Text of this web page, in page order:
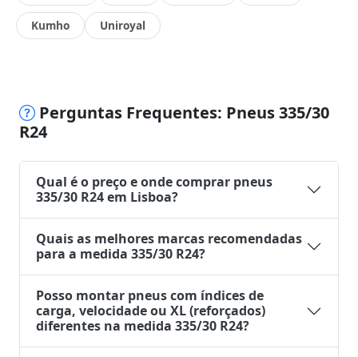
Kumho Uniroyal
Perguntas Frequentes: Pneus 335/30
R24
Qual é o preço e onde comprar pneus
335/30 R24 em Lisboa?
Quais as melhores marcas recomendadas
para a medida 335/30 R24?
Posso montar pneus com índices de
carga, velocidade ou XL (reforçados)
diferentes na medida 335/30 R24?